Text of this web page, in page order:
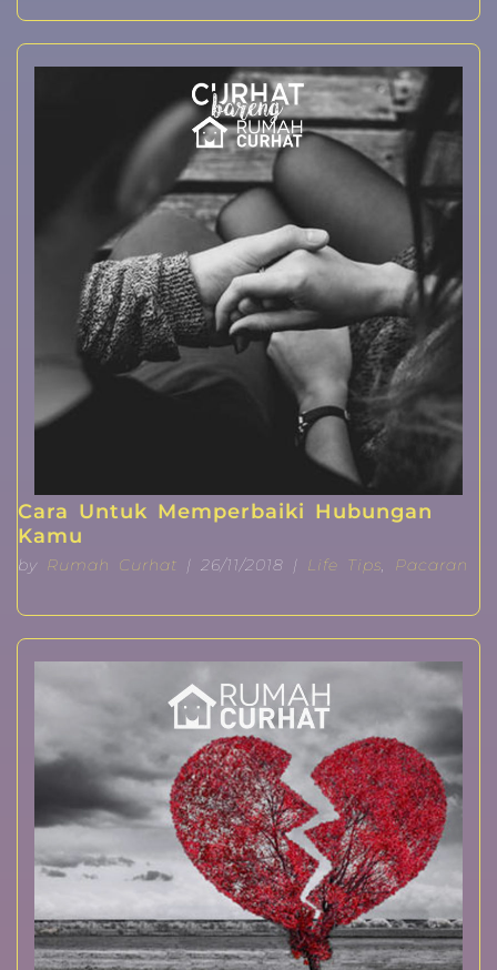
Cara Untuk Memperbaiki Hubungan
Kamu
by Rumah Curhat | 26/11/2018 | Life Tips, Pacaran